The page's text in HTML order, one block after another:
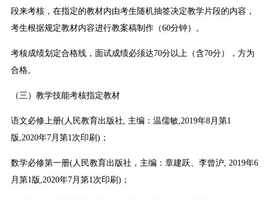
段来考核，在指定的教材内由考生随机抽签决定教学片段的内容，
考生根据规定教材内容进行教案稿制作（60分钟）。
考核成绩划定合格线，面试成绩必须达70分以上（含70分），方为
合格。
（三）教学技能考核指定教材
语文必修上册(人民教育出版社, 主编：温儒敏,2019年8月第1
版,2020年7月第1次印刷)；
数学必修第一册(人民教育出版社，主编：章建跃、李曾沪, 2019年6
月第1版,2020年7月第1次印刷)；